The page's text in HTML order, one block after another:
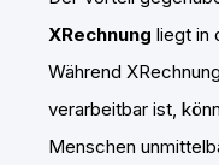
XRechnung liegt in
Während
verarbeitbar ist,
Menschen